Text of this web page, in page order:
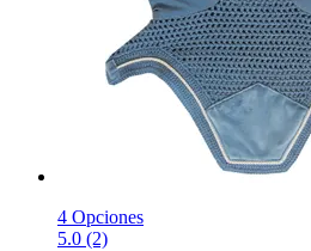
4 Opciones
5.0 (2)